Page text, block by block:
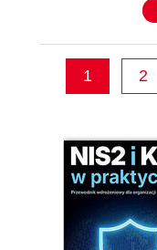
1 2